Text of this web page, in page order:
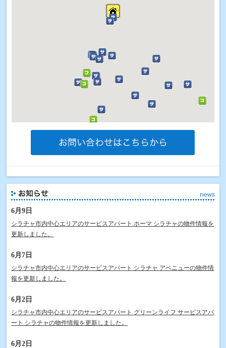
6月9日
シラチャ市内中心エリアのサービスアパート ホーマ シラチャの物件情報を
更新しました。
6月7日
シラチャ市内中心エリアのサービスアパート シラチャ アベニューの物件情
報を更新しました。
6月2日
シラチャ市内中心エリアのサービスアパート グリーンライフ サービスアパ
ート シラチャの物件情報を更新しました。
6月2日